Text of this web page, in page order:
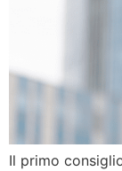
Il primo